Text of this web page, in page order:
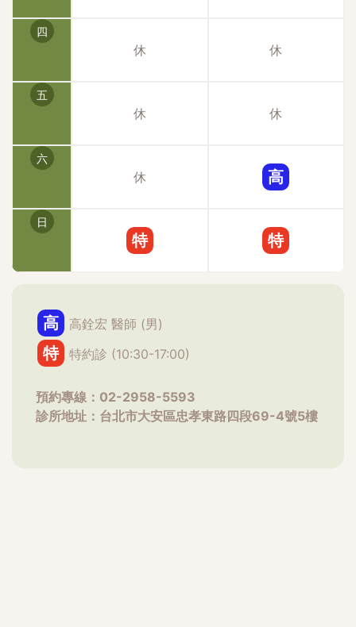
面，所以也不會被發現其實是從醫美診所走出來，實
在太保護隱私太理想了XDDDDD俗話說的好沒比較
god~~~ 這目視年齡差了應該至少有10歲+吧 那天
護完髮回家，心情很好拍了張紀錄照。以前拍照總是
的歪斜感也沒那麼重了～臉部線條變得很柔和，看起
來也不再疲累憔悴～ 自從去琢月診所給陳南宏院長
做了MINT LIFT秘特拉提線(神力拉提)，現在出門拍
照老公的成功率大大提升到九成以上，隨便拍都很容
易取到好照片，上週去南投玩，去鳥居拍日本浴衣，
不管是微笑裝優雅還是不笑裝酷，臉部線條都很緊
緻 跟小孩拍照也都是個青春洋溢young媽媽～不用
住讚嘆，這療程做得好啊～～～他現在拍照隨便按都
是奇蹟美照，拍起來輕鬆好多 說了這麼多優點，那
有缺點嗎？即使醫生技術再怎麼高超，術後還是會有
一定的復原期，期間要比較小心照顧自己算是比較麻
煩的地方，不過對我來說最大的缺點，應該是以後就
不能自豪的大聲說：『姊都靠保養維持青春』了吧？
四
五
六
日
休
休
休
特
休
休
高
特
高 高銓宏 醫師 (男)
特 特約診 (10:30-17:00)
預約專線：02-2958-5593
診所地址：台北市大安區忠孝東路四段69-4號5樓